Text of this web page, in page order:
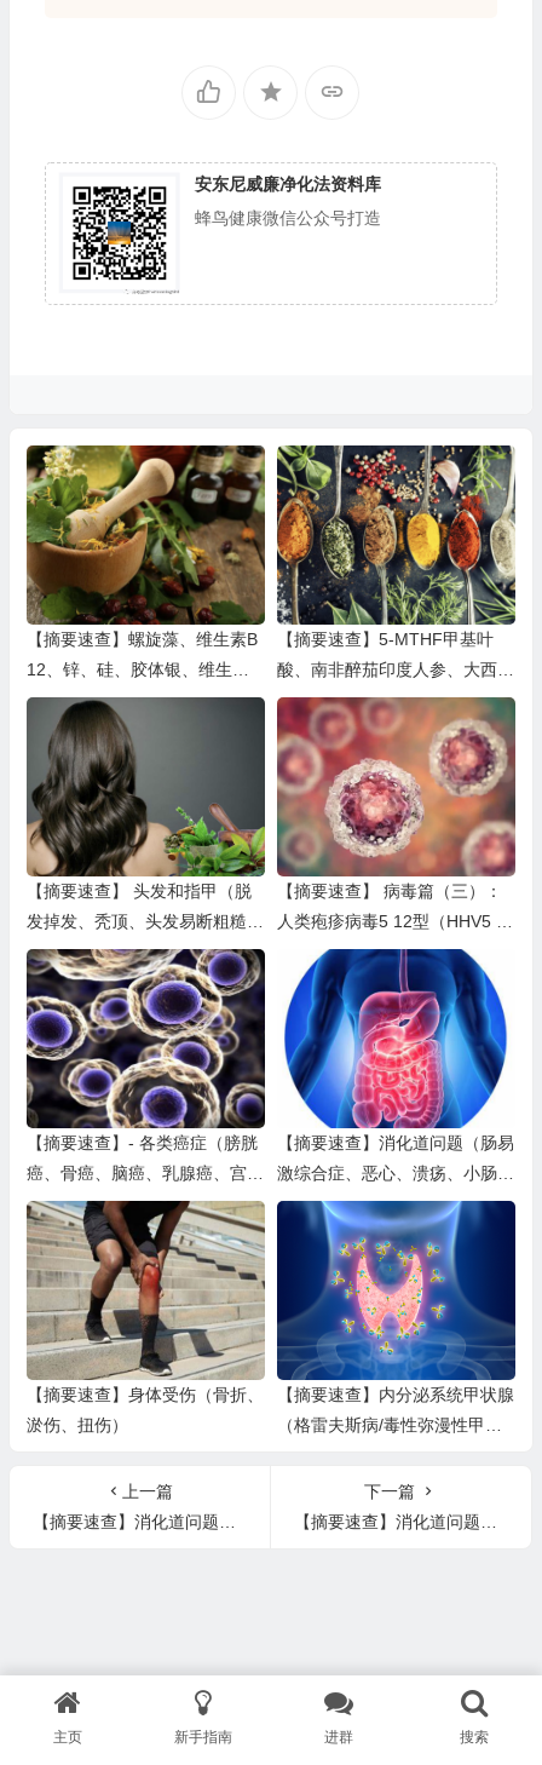
安东尼威廉净化法资料库
蜂鸟健康微信公众号打造
【摘要速查】螺旋藻、维生素B
12、锌、硅、胶体银、维生素D
和E、薄荷、人参、小麦草、山
【摘要速查】5-MTHF甲基叶
酸、南非醉茄印度人参、大西洋
红皮藻、葡萄籽、肌醇、酪氨酸
【摘要速查】 头发和指甲（脱
发掉发、秃顶、头发易断粗糙、
指甲白斑、凹槽、竖纹等、指甲
真菌、指甲开裂）
【摘要速查】 病毒篇（三）：
人类疱疹病毒5 12型（HHV5 1
2） & 单纯疱疹病毒1&2型（HS
V1 2）
【摘要速查】- 各类癌症（膀胱
癌、骨癌、脑癌、乳腺癌、宫颈
癌、结肠癌、子宫癌、食道癌、
肠癌
【摘要速查】消化道问题（肠易
激综合症、恶心、溃疡、小肠细
菌过度生长、口中酸味）
【摘要速查】身体受伤（骨折、
淤伤、扭伤）
【摘要速查】内分泌系统甲状腺
（格雷夫斯病/毒性弥漫性甲状
上一篇
【摘要速查】消化道问题（腹痛、酸反流、酸中毒、阑尾炎）
下一篇
【摘要速查】消化道问题（痉挛、克罗恩、慢性腹泻、憩室炎、嗜酸性食管炎、胀气、食物中毒）
主页 新手指南 进群 搜索